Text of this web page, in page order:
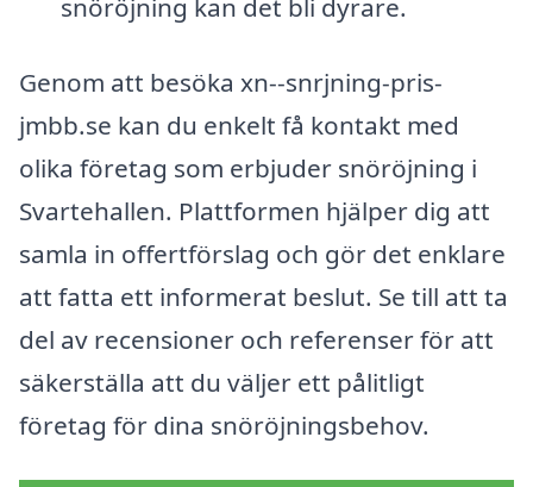
snöröjning kan det bli dyrare.
Genom att besöka xn--snrjning-pris-
jmbb.se kan du enkelt få kontakt med
olika företag som erbjuder snöröjning i
Svartehallen. Plattformen hjälper dig att
samla in offertförslag och gör det enklare
att fatta ett informerat beslut. Se till att ta
del av recensioner och referenser för att
säkerställa att du väljer ett pålitligt
företag för dina snöröjningsbehov.